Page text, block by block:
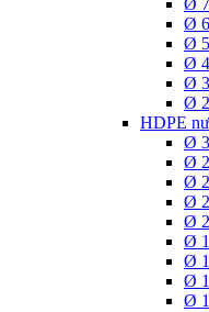
Ø
Ø
Ø
Ø
Ø
Ø
HDPE
Ø
Ø
Ø
Ø
Ø
Ø
Ø
Ø
Ø